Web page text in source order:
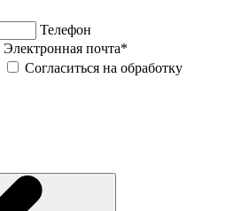
Телефон
Электронная почта*
Согласиться на обработку